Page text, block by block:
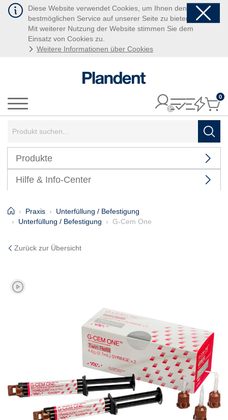
Diese Website verwendet Cookies, um Ihnen den
bestmöglichen Service auf unserer Seite zu bieten.
Mit weiterer Nutzung der Website stimmen Sie dem
Einsatz von Cookies zu.
Weitere Informationen über Cookies
Menü
0
Produkte
Hilfe & Info-Center
HomePraxis
Unterfüllung / Befestigung
Unterfüllung / Befestigung
G-Cem One
Zurück zur Übersicht